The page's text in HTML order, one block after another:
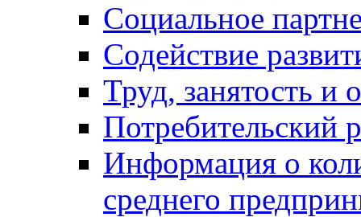
Социальное
Содействие
Труд, занятость и
Потребительский
Информация о
среднего